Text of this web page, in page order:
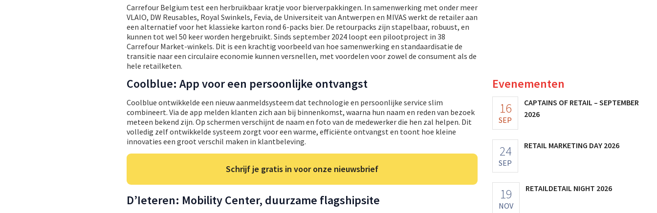
Carrefour Belgium test een herbruikbaar kratje voor bierverpakkingen. In samenwerking met onder meer
VLAIO, DW Reusables, Royal Swinkels, Fevia, de Universiteit van Antwerpen en MIVAS werkt de retailer aan
een alternatief voor het klassieke karton rond 6-packs bier. De retourpacks zijn stapelbaar, robuust, en
kunnen tot wel 50 keer worden hergebruikt. Sinds september 2024 loopt een pilootproject in 38
Carrefour Market-winkels. Dit is een krachtig voorbeeld van hoe samenwerking en standaardisatie de
transitie naar een circulaire economie kunnen versnellen, met voordelen voor zowel de consument als de
hele retailketen.
Coolblue: App voor een persoonlijke ontvangst
Coolblue ontwikkelde een nieuw aanmeldsysteem dat technologie en persoonlijke service slim
combineert. Via de app melden klanten zich aan bij binnenkomst, waarna hun naam en reden van bezoek
meteen bekend zijn. Op schermen verschijnt de naam en foto van de medewerker die hen zal helpen. Dit
volledig zelf ontwikkelde systeem zorgt voor een warme, efficiënte ontvangst en toont hoe kleine
innovaties een groot verschil maken in klantbeleving.
Schrijf je gratis in voor onze nieuwsbrief
D’Ieteren: Mobility Center, duurzame flagshipsite
Evenementen
16
SEP
CAPTAINS OF RETAIL – SEPTEMBER
2026
24
SEP
RETAIL MARKETING DAY 2026
19
NOV
RETAILDETAIL NIGHT 2026